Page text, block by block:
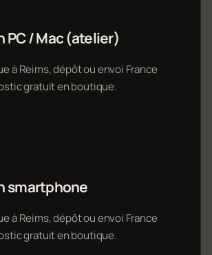
PC / Mac (atelier)
à Reims, dépôt ou envoi France
gratuit en boutique.
smartphone
à Reims, dépôt ou envoi France
gratuit en boutique.